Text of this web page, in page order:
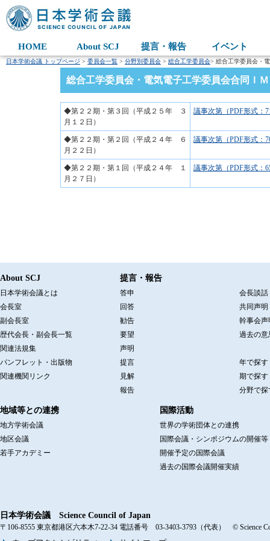
HOME About SCJ 提言・報告 イベント
日本学術会議 トップページ > 委員会一覧 > 分野別委員会 > 総合工学委員会> 総合工学委員会・
総合工学委員会・電気電子工学委員会合同Ｉ
◆第２２期・第３回（平成２５年 ３
月１２日）
議事次第（PDF形式：
◆第２２期・第２回（平成２４年 ６
月２２日）
議事次第（PDF形式：
◆第２２期・第１回（平成２４年 １
月２７日）
議事次第（PDF形式：
About SCJ
日本学術会議とは
会長室
副会長室
歴代会長・副会長一覧
関連法規集
パンフレット・出版物
関連機関リンク
提言・報告
答申
回答
勧告
要望
声明
提言
見解
報告
会長談話
共同声明
幹事会声
過去の意
年で探す
期で探す
分野で探
地域等との連携
地方学術会議
地区会議
若手アカデミー
国際活動
世界の学術団体との連携
国際会議・シンポジウムの開催等
開催予定の国際会議
過去の国際会議開催実績
日本学術会議 Science Council of Japan
〒106-8555 東京都港区六本木7-22-34 電話番号 03-3403-3793（代表） © Science